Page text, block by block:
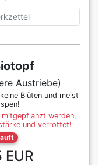
Austriebe)
Blüten und meist
werden,
und verrottet!
EUR